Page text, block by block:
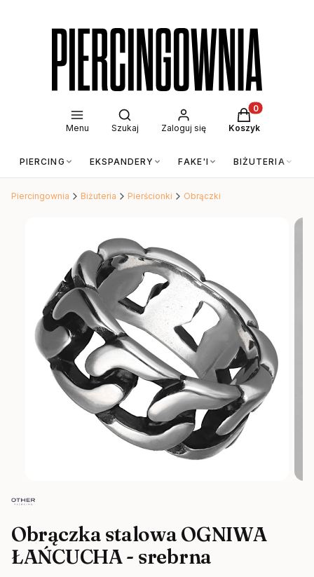
Menu
Otwórz wyszukiwarkę
Szukaj Zaloguj się
Produkty w
Koszyk
PIERCING EKSPANDERY FAKE'I BIŻUTERIA
Piercingownia Biżuteria Pierścionki Obrączki
Obrączka stalowa OGNIWA
ŁAŃCUCHA - srebrna